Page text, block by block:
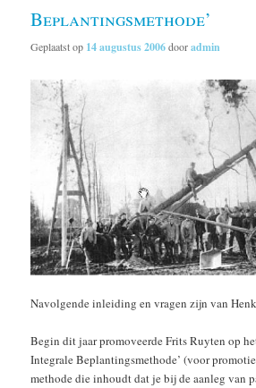
Beplantingsmethode’
Geplaatst op 14 augustus 2006dooradmin
Navolgende inleiding en vragen zijn van
Begin dit jaar promoveerde Frits Ruyten op
Integrale Beplantingsmethode’ (voor
methode die inhoudt dat je bij de aanleg van